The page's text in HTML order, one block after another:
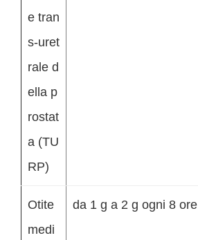
e tran
s-uret
rale d
ella p
rostat
a (TU
RP)
Otite
medi
da 1 g a 2 g ogni 8 ore